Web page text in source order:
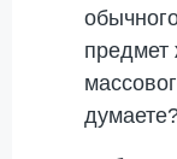
предмет